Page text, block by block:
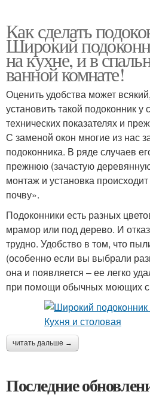
Как сделать
Широкий
на кухне, и в
ванной комнате!
Оценить удобства может
установить такой подоконник
технических показателях и
С заменой окон многие из нас
подоконника. В ряде случаев
прежнюю (зачастую
монтаж и установка
почву».
Подоконники есть разных
мрамор или под дерево. И
трудно. Удобство в том, что
(особенно если вы выбрали
она и появляется – ее легко
при помощи обычных моющих
читать дальше →
Последние